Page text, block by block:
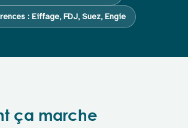
: Eiffage, FDJ, Suez, Engie
ça marche